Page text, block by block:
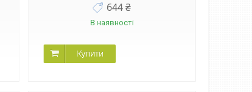
644 ₴
В наявності
Купити